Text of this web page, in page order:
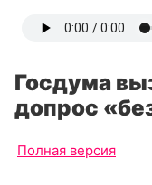
Госдума
допрос
Полная версия